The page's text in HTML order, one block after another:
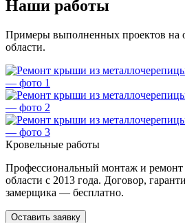
Наши работы
Примеры выполненных проектов на
области.
Кровельные работы
Профессиональный монтаж и ремонт
области с 2013 года. Договор,
замерщика — бесплатно.
Оставить заявку